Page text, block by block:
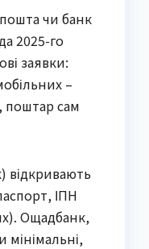
чи банк
2025-го
заявки:
–
поштар сам
відкривають
ІПН
Ощадбанк,
мінімальні,